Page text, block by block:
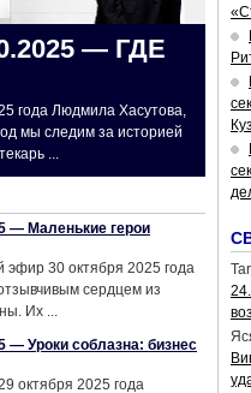
— ГДЕ
года Людмила Хасутова,
мы следим за историей
...
— Маленькие герои
эфир 30 октября 2025 года
сердцем из
Их ...
— Уроки соблазна: бизнес
октября 2025 года